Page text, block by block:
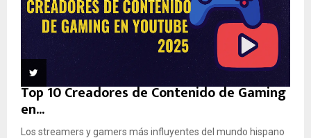
Top 10 Creadores de Contenido de Gaming
en...
Los streamers y gamers más influyentes del mundo hispano